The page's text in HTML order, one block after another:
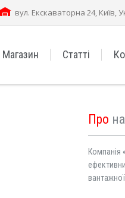
вул. Екскаваторна 24, Київ,
Магазин Статті
Про
Компанія
вантажної